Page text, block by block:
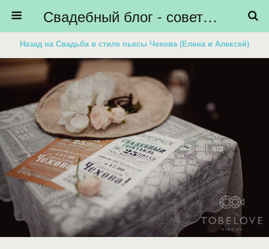
Свадебный блог - советы невестам, подготовка к свадьбе - HiBride
Назад на Свадьба в стиле пьесы Чехова (Елена и Алексей)